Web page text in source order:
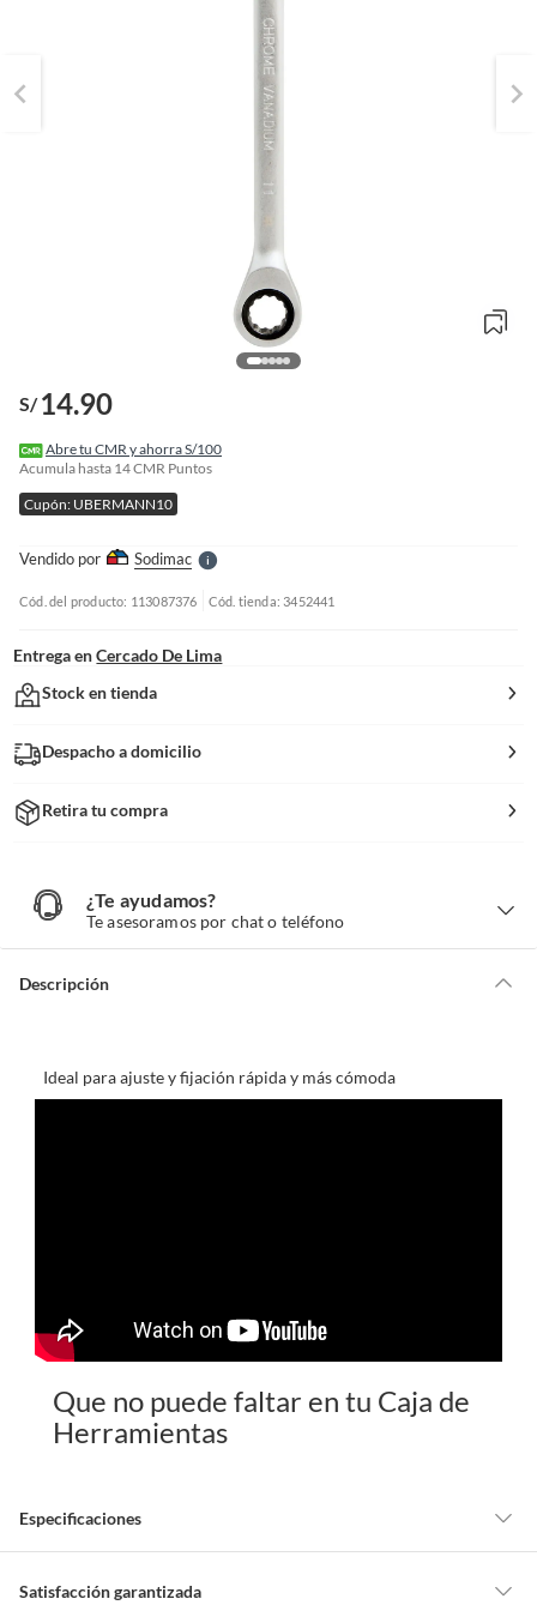
S/ 14.90
Abre tu CMR y ahorra S/100
Acumula hasta 14CMR Puntos
Cupón: UBERMANN10
Vendido por SodimacS
r
I
Cód. del producto: 113087376 Cód. tienda: 3452441
Entrega en Cercado De Lima
Stock en tienda
Despacho a domicilio
Retira tu compra
¿Te ayudamos?
Te asesoramos por chat o teléfono
y
a
Descripción
Ideal para ajuste y fijación rápida y más cómoda
Que no puede faltar en tu Caja de
Herramientas
Especificaciones
Detalle de la garantía
Satisfacción garantizada